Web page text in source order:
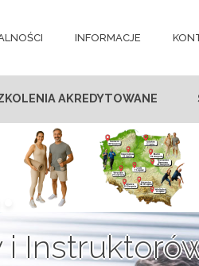
INFORMACJE
AKREDYTOWANE
i